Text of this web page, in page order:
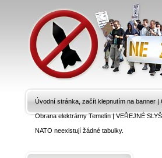
Úvodní stránka, začít klepnutím na banner |
Obrana elektrárny Temelín|VEŘEJNÉ
NATO neexistují žádné tabulky.